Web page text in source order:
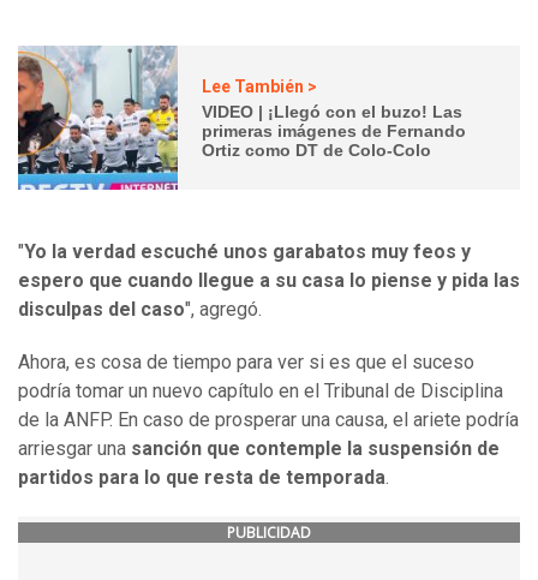
Lee También >
VIDEO | ¡Llegó con el buzo! Las
primeras imágenes de Fernando
Ortiz como DT de Colo-Colo
"Yo la verdad escuché unos garabatos muy feos y
espero que cuando llegue a su casa lo piense y pida las
disculpas del caso", agregó.
Ahora, es cosa de tiempo para ver si es que el suceso
podría tomar un nuevo capítulo en el Tribunal de Disciplina
de la ANFP. En caso de prosperar una causa, el ariete podría
arriesgar una sanción que contemple la suspensión de
partidos para lo que resta de temporada.
PUBLICIDAD